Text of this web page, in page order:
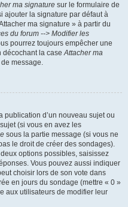
ma signature sur le formulaire de
ajouter la signature par défaut à
ma signature » à partir du
du forum --> Modifier les
pourrez toujours empêcher une
décochant la caseAttacher ma
message.
publication d’un nouveau sujet ou
(si vous en avez les
sous la partie message (si vous ne
le droit de créer des sondages).
options possibles, saisissez
Vous pouvez aussi indiquer
choisir lors de son vote dans
en jours du sondage (mettre « 0 »
aux utilisateurs de modifier leur